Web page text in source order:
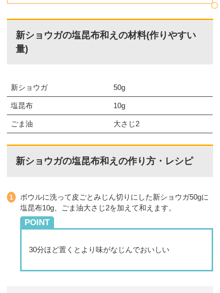
新ショウガの塩昆布和えの材料(作りやすい
量)
新ショウガ 50g
塩昆布 10g
ごま油 大さじ2
新ショウガの塩昆布和えの作り方・レシピ
ボウルに洗って皮ごとみじん切りにした新ショウガ50gに
塩昆布10g、ごま油大さじ2を加えて和えます。
POINT
30分ほど置くとより味がなじんでおいしい